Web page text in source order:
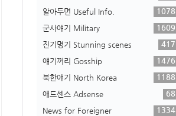
알아두면 Useful Info.
1078
군사얘기 Military
1609
진기명기 Stunning scenes
417
얘기꺼리 Gosship
1476
북한얘기 North Korea
1188
애드센스 Adsense
68
News for Foreigner
1334